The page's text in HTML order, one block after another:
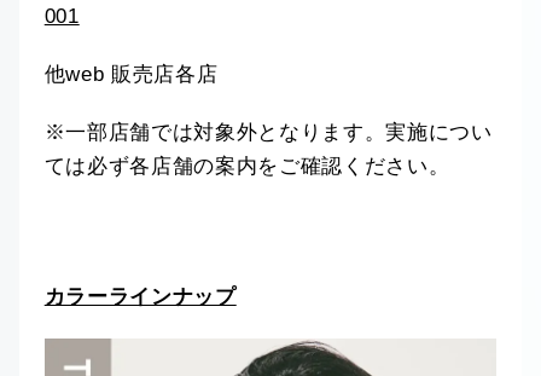
001
他web 販売店各店
※一部店舗では対象外となります。実施につい
ては必ず各店舗の案内をご確認ください。
カラーラインナップ